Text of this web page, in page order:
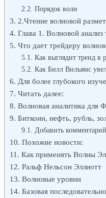
Порядок волн
2.Чтение волновой
Глава 1. Волновой
Что дает трейдеру
Как выглядит тренд в
Как Билл Вильямс
Для более глубокого
Читать далее:
Волновая аналитика для
Биткоин, нефть, рубль,
Добавить
Похожие новости:
Как применять Волны
Ральф Нельсон Эллиотт
Волновые уровни
Базовая